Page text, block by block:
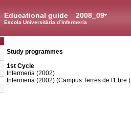
2008_09
Educational guide
Escola Universitària d`Infermeria
Study programmes
1st Cycle
Infermeria (2002)
Infermeria (2002) (Campus Terres de l'Ebre )